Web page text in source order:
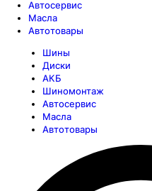
Автосервис
Масла
Автотовары
Шины
Диски
АКБ
Шиномонтаж
Автосервис
Масла
Автотовары